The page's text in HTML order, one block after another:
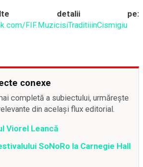
detalii pe:
FIF.MuzicisiTraditiiinCismigiu
conexe
completă a subiectului, urmărește
din același flux editorial.
Viorel Leancă
SoNoRo la Carnegie Hall